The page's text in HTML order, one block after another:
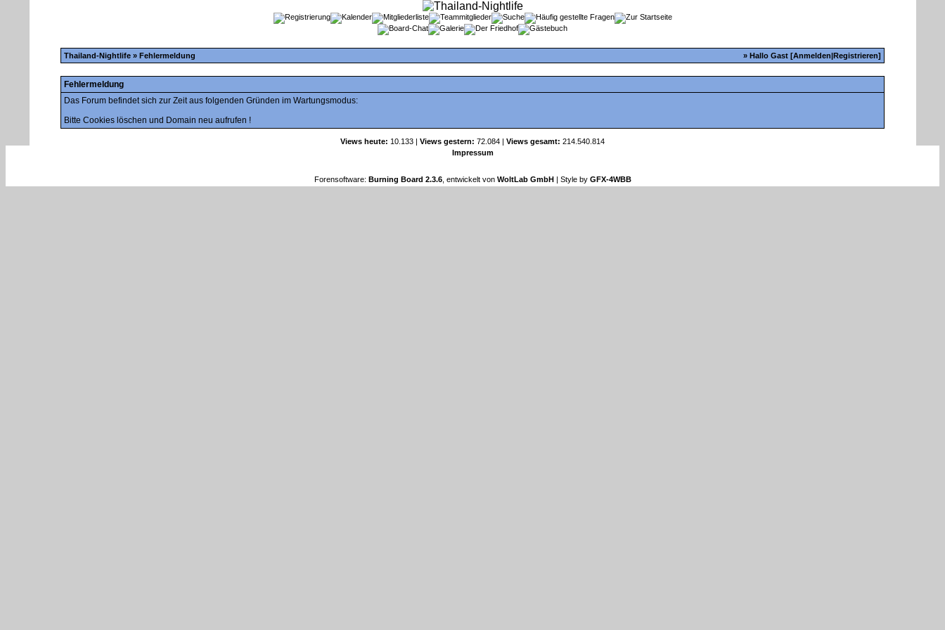
Thailand-Nightlife » Fehlermeldung » Hallo Gast [Anmelden|Registrieren]
Fehlermeldung
Das Forum befindet sich zur Zeit aus folgenden Gründen im Wartungsmodus:
Bitte Cookies löschen und Domain neu aufrufen !
Views heute: 10.133 | Views gestern: 72.084 | Views gesamt: 214.540.814
Impressum
Forensoftware: Burning Board 2.3.6, entwickelt von WoltLab GmbH| Style by GFX-4WBB